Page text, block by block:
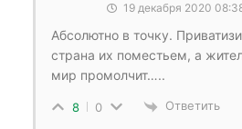
19 декабря 2020
Абсолютно в точку.
страна их поместьем, а
мир промолчит…..
8 0 Ответить